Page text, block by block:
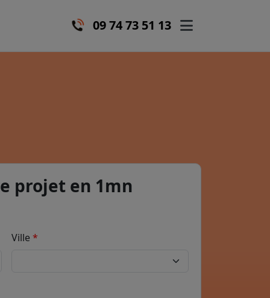
09 74 73 51 13
projet en 1mn
Ville